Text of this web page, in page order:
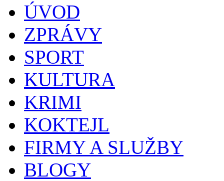
ÚVOD
ZPRÁVY
SPORT
KULTURA
KRIMI
KOKTEJL
FIRMY A SLUŽBY
BLOGY